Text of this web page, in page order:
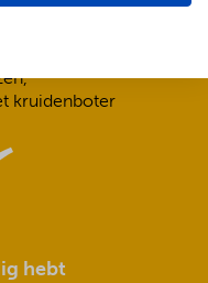
compleet!
kruidenboter
hebt